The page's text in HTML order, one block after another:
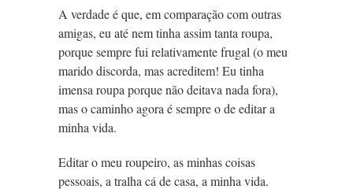
A verdade é que, em comparação com outras
amigas, eu até nem tinha assim tanta roupa,
porque sempre fui relativamente frugal (o meu
marido discorda, mas acreditem! Eu tinha
imensa roupa porque não deitava nada fora),
mas o caminho agora é sempre o de editar a
minha vida.
Editar o meu roupeiro, as minhas coisas
pessoais, a tralha cá de casa, a minha vida.